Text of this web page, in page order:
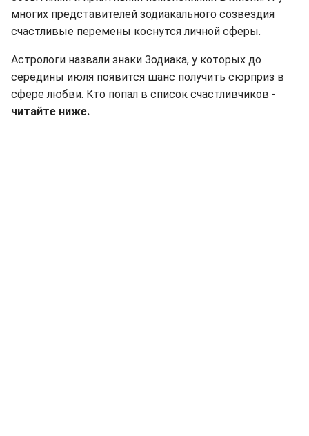
многих представителей зодиакального созвездия
счастливые перемены коснутся личной сферы.
Астрологи назвали знаки Зодиака, у которых до
середины июля появится шанс получить сюрприз в
сфере любви. Кто попал в список счастливчиков -
читайте ниже.